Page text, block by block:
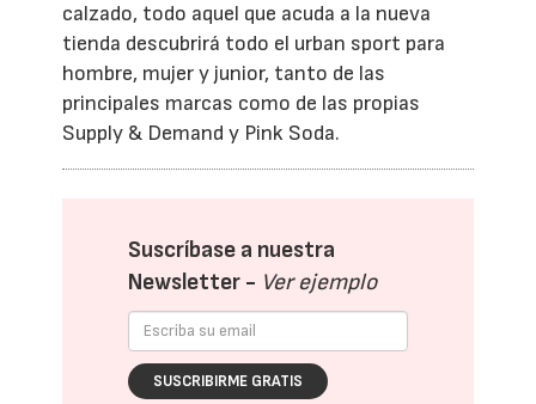
calzado, todo aquel que acuda a la nueva
tienda descubrirá todo el urban sport para
hombre, mujer y junior, tanto de las
principales marcas como de las propias
Supply & Demand y Pink Soda.
Suscríbase a nuestra
Newsletter - Ver ejemplo
SUSCRIBIRME GRATIS